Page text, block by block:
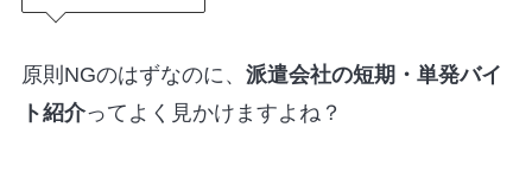
原則NGのはずなのに、 派遣会社の短期・単発バイ
ト紹介ってよく見かけますよね？